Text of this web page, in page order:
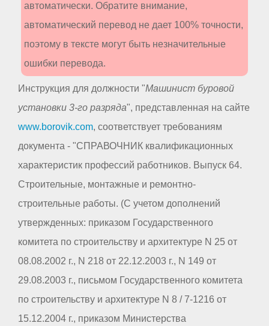
автоматически. Обратите внимание,
автоматический перевод не дает 100% точности,
поэтому в тексте могут быть незначительные
ошибки перевода.
Инструкция для должности "Машинист буровой
установки 3-го разряда", представленная на сайте
www.borovik.com, соответствует требованиям
документа - "СПРАВОЧНИК квалификационных
характеристик профессий работников. Выпуск 64.
Строительные, монтажные и ремонтно-
строительные работы. (С учетом дополнений
утвержденных: приказом Государственного
комитета по строительству и архитектуре N 25 от
08.08.2002 г., N 218 от 22.12.2003 г., N 149 от
29.08.2003 г., письмом Государственного комитета
по строительству и архитектуре N 8 / 7-1216 от
15.12.2004 г., приказом Министерства